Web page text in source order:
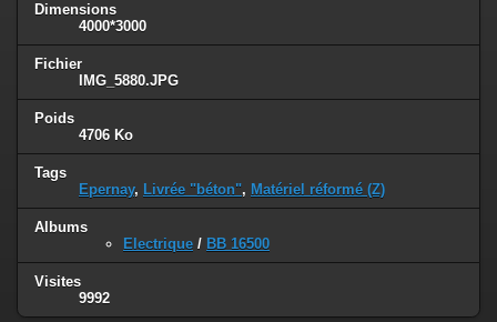
Dimensions
4000*3000
Fichier
IMG_5880.JPG
Poids
4706 Ko
Tags
Epernay, Livrée "béton", Matériel réformé (Z)
Albums
Electrique / BB 16500
Visites
9992